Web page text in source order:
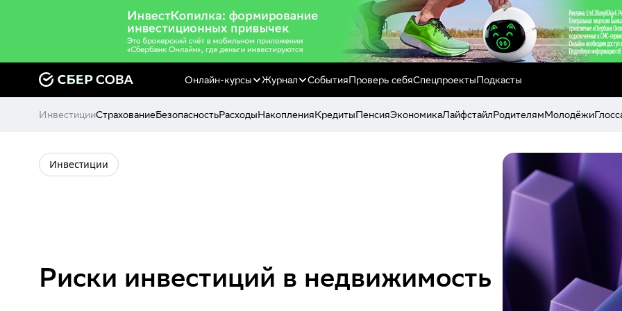
Онлайн-курсы Журнал СобытияПроверь себяСпецпроектыПодкасты
ИнвестицииСтрахованиеБезопасностьРасходыНакопленияКредитыПенсияЭкономикаЛайфстайлРодителямМолодёжи
Инвестиции
Риски инвестиций в недвижимость